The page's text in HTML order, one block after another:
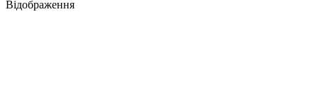
Відображення